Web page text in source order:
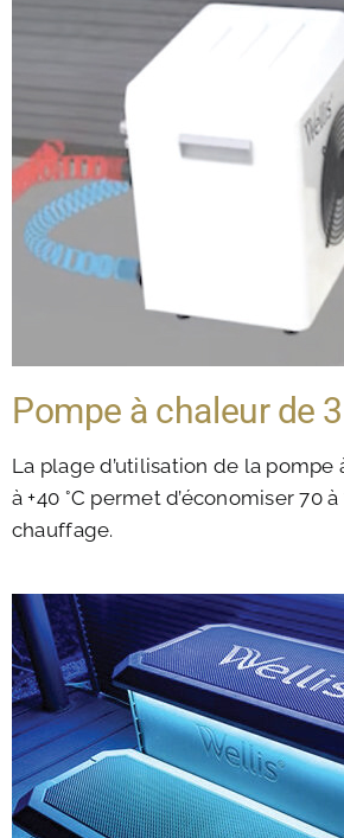
Pompe à chaleur de
La plage d’utilisation de la pompe
à +40 °C permet d’économiser 70
chauffage.